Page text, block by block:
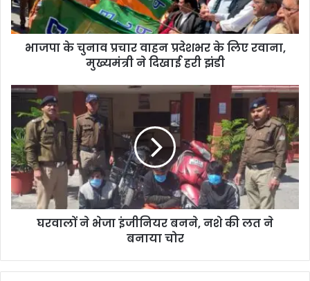
भाजपा के चुनाव प्रचार वाहन प्रदेशभर के लिए रवाना,
मुख्यमंत्री ने दिखाई हरी झंडी
घरवालों ने भेजा इंजीनियर बनने, नशे की लत ने
बनाया चोर